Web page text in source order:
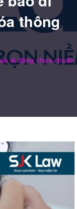
thông
di động chưa chuẩn